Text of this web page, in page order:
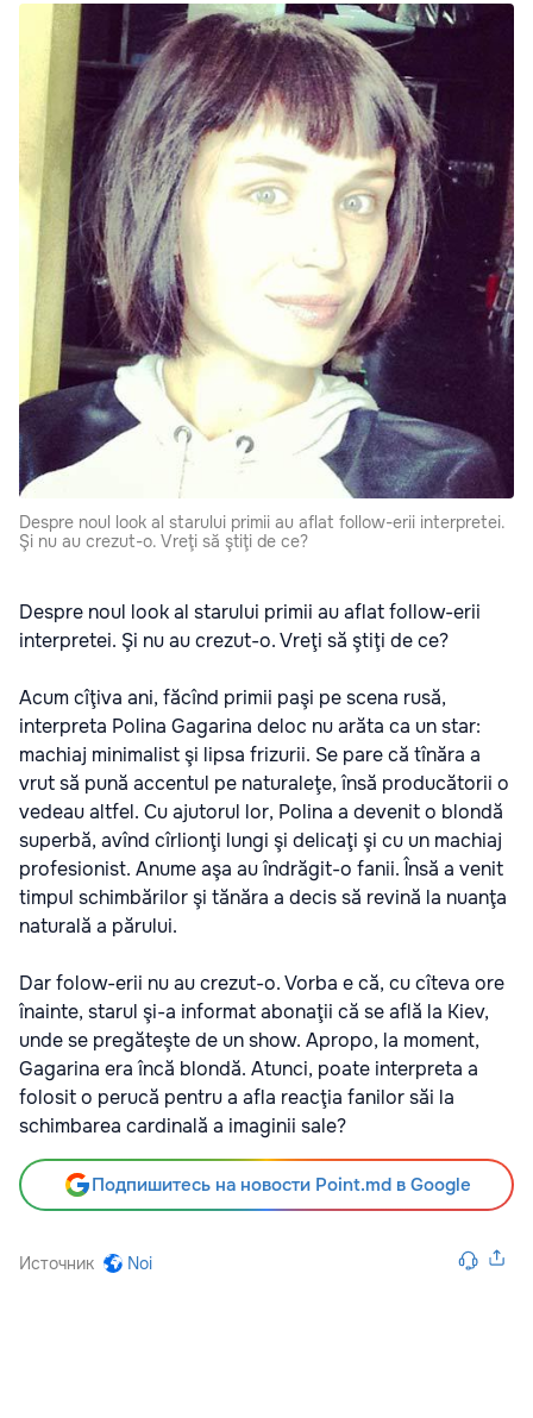
Despre noul look al starului primii au aflat follow-erii interpretei.
Şi nu au crezut-o. Vreţi să ştiţi de ce?
Despre noul look al starului primii au aflat follow-erii
interpretei. Şi nu au crezut-o. Vreţi să ştiţi de ce?
Acum cîţiva ani, făcînd primii paşi pe scena rusă,
interpreta Polina Gagarina deloc nu arăta ca un star:
machiaj minimalist şi lipsa frizurii. Se pare că tînăra a
vrut să pună accentul pe naturaleţe, însă producătorii o
vedeau altfel. Cu ajutorul lor, Polina a devenit o blondă
superbă, avînd cîrlionţi lungi şi delicaţi şi cu un machiaj
profesionist. Anume aşa au îndrăgit-o fanii. Însă a venit
timpul schimbărilor şi tănăra a decis să revină la nuanţa
naturală a părului.
Dar folow-erii nu au crezut-o. Vorba e că, cu cîteva ore
înainte, starul şi-a informat abonaţii că se află la Kiev,
unde se pregăteşte de un show. Apropo, la moment,
Gagarina era încă blondă. Atunci, poate interpreta a
folosit o perucă pentru a afla reacţia fanilor săi la
schimbarea cardinală a imaginii sale?
Подпишитесь на новости Point.md в Google
Источник Noi